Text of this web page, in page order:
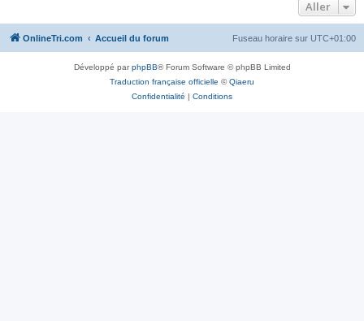
Aller
OnlineTri.com Accueil du forum Fuseau horaire sur UTC+01:00
Développé parphpBB® Forum Software © phpBB Limited
Traduction française officielle ©Qiaeru
Confidentialité | Conditions